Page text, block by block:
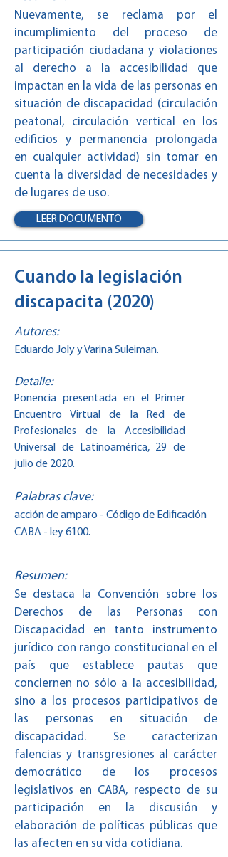
Nuevamente, se reclama por el
incumplimiento del proceso de
participación ciudadana y violaciones
al derecho a la accesibilidad que
impactan en la vida de las personas en
situación de discapacidad (circulación
peatonal, circulación vertical en los
edificios y permanencia prolongada
en cualquier actividad) sin tomar en
cuenta la diversidad de necesidades y
de lugares de uso.
LEER DOCUMENTO
Cuando la legislación
discapacita (2020)
Autores:
Eduardo Joly y Varina Suleiman.
Detalle:
Ponencia presentada en el Primer
Encuentro Virtual de la Red de
Profesionales de la Accesibilidad
Universal de Latinoamérica, 29 de
julio de 2020.
Palabras clave:
acción de amparo - Código de Edificación
CABA - ley 6100.
Resumen:
Se destaca la Convención sobre los
Derechos de las Personas con
Discapacidad en tanto instrumento
jurídico con rango constitucional en el
país que establece pautas que
conciernen no sólo a la accesibilidad,
sino a los procesos participativos de
las personas en situación de
discapacidad. Se caracterizan
falencias y transgresiones al carácter
democrático de los procesos
legislativos en CABA, respecto de su
participación en la discusión y
elaboración de políticas públicas que
las afecten en su vida cotidiana.